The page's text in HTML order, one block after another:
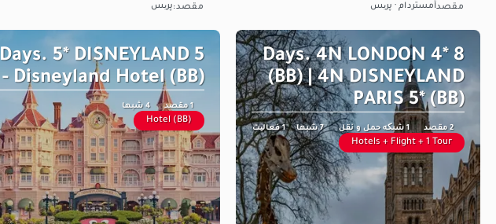
مقصدآمستردام · پریس مقصد:پریس
8 Days. 4N LONDON 4*
(BB) | 4N DISNEYLAND
PARIS 5* (BB)
2 مقصد 1 شبکه حمل و نقل 7 شبها 1 فعالیت
Hotels + Flight + 1 Tour
5 Days. 5* DISNEYLAND
- Disneyland Hotel (BB)
1 مقصد 4 شبها
Hotel (BB)